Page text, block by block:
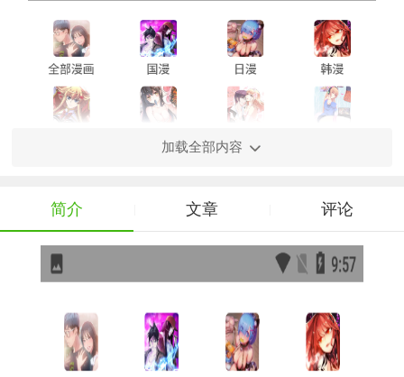
加载全部内容
简介 文章 评论